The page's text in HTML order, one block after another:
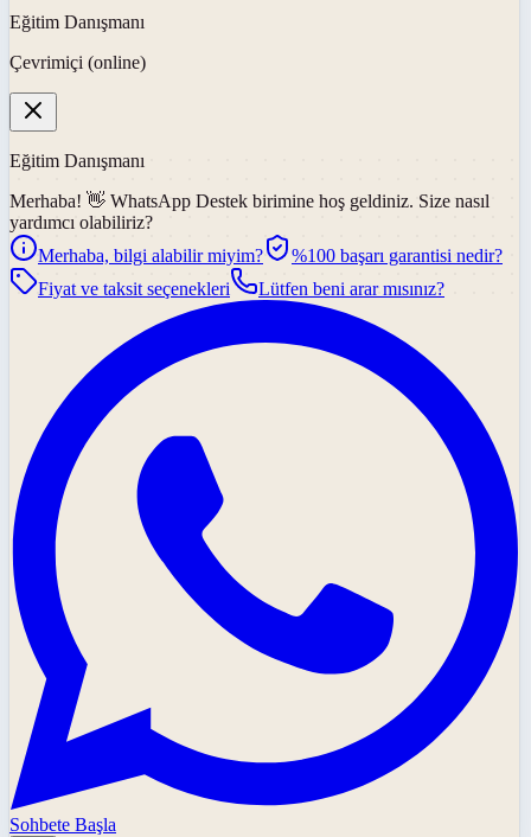
Eğitim Danışmanı
Çevrimiçi (online)
Eğitim Danışmanı
Merhaba! 👋 WhatsApp Destek birimine hoş geldiniz. Size nasıl
yardımcı olabiliriz?
Merhaba, bilgi alabilir miyim?
%100 başarı garantisi nedir?
Fiyat ve taksit seçenekleri
Lütfen beni arar mısınız?
Sohbete Başla